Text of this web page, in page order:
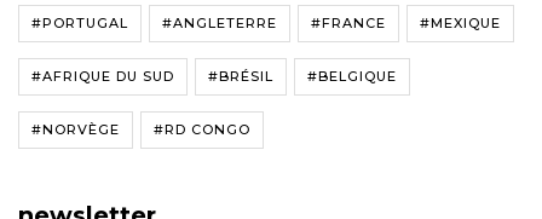
#PORTUGAL #ANGLETERRE #FRANCE #MEXIQUE
#AFRIQUE DU SUD #BRÉSIL #BELGIQUE
#NORVÈGE #RD CONGO